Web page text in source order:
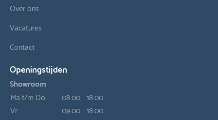
Over ons
Vacatures
Contact
Openingstijden
Showroom
Ma t/m Do:
08.00 - 18.00
Vr:
09.00 - 18.00